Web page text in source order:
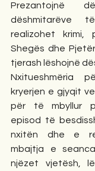
Prezantojnë
dëshmitarëve
realizohet krimi,
Shegës dhe
tjerash lëshojnë
Nxitueshmëria
kryerjen e gjyqit
për të mbyllur
episod të
nxitën dhe e
mbajtja e
njëzet vjetësh,